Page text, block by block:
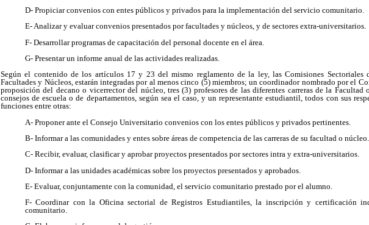
D- Propiciar convenios con entes públicos y privados para la implementación del servicio comunitario.
E- Analizar y evaluar convenios presentados por facultades y núcleos, y de sectores extra-universitarios.
F- Desarrollar programas de capacitación del personal docente en el área.
G- Presentar un informe anual de las actividades realizadas.
Según el contenido de los artículos 17 y 23 del mismo reglamento de la ley, las Comisiones Sectoriales
Facultades y Núcleos, estarán integradas por al menos cinco (5) miembros; un coordinador nombrado por el
proposición del decano o vicerrector del núcleo, tres (3) profesores de las diferentes carreras de la Facultad
consejos de escuela o de departamentos, según sea el caso, y un representante estudiantil, todos con sus
funciones entre otras:
A- Proponer ante el Consejo Universitario convenios con los entes públicos y privados pertinentes.
B- Informar a las comunidades y entes sobre áreas de competencia de las carreras de su facultad o núcleo.
C- Recibir, evaluar, clasificar y aprobar proyectos presentados por sectores intra y extra-universitarios.
D- Informar a las unidades académicas sobre los proyectos presentados y aprobados.
E- Evaluar, conjuntamente con la comunidad, el servicio comunitario prestado por el alumno.
F- Coordinar con la Oficina sectorial de Registros Estudiantiles, la inscripción y certificación
comunitario.